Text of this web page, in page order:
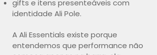
gifts e itens presenteáveis com
identidade Ali Pole.
A Ali Essentials existe porque
entendemos que performance não